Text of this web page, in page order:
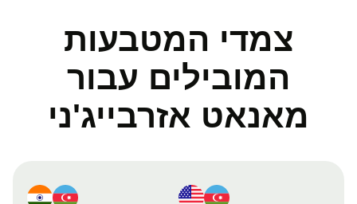
צמדי המטבעות
המובילים עבור
מאנאט אזרבייג'ני